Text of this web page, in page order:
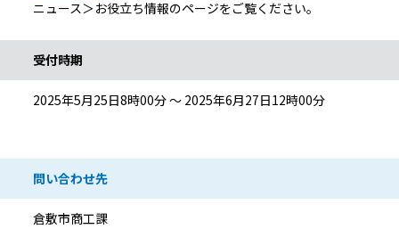
ニュース＞お役立ち情報のページをご覧ください。
受付時期
2025年5月25日8時00分 ～ 2025年6月27日12時00分
問い合わせ先
倉敷市商工課